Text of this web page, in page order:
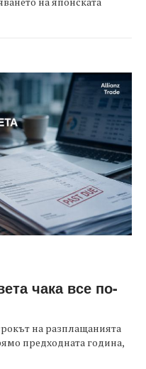
чака все по-
на разплащанията
предходната година,